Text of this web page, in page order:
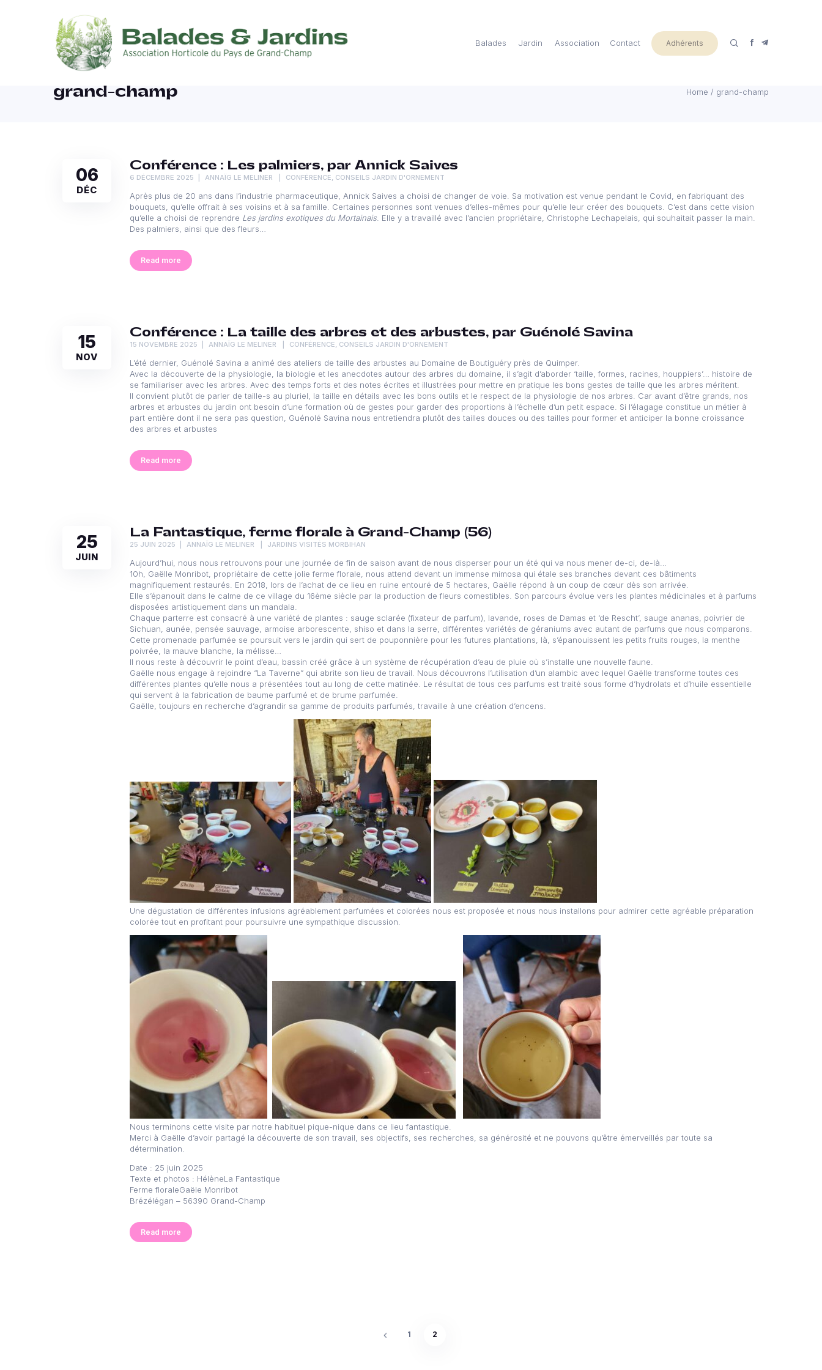
Balades Jardin Association Adhérents
Contact
grand-champ Home / grand-champ
06
DÉC
Conférence : Les palmiers, par Annick Saives
6 DÉCEMBRE 2025 ANNAÏG LE MELINER CONFÉRENCE, CONSEILS JARDIN D'ORNEMENT
Après plus de 20 ans dans l’industrie pharmaceutique, Annick Saives a choisi de changer de voie. Sa motivation est venue pendant le Covid, en fabriquant des
bouquets, qu’elle offrait à ses voisins et à sa famille. Certaines personnes sont venues d’elles-mêmes pour qu’elle leur créer des bouquets. C’est dans cette vision
qu’elle a choisi de reprendre Les jardins exotiques du Mortainais . Elle y a travaillé avec l’ancien propriétaire, Christophe Lechapelais, qui souhaitait passer la main.
Des palmiers, ainsi que des fleurs…
Read more
15
NOV
Conférence : La taille des arbres et des arbustes, par Guénolé Savina
15 NOVEMBRE 2025 ANNAÏG LE MELINER CONFÉRENCE CONSEILS JARDIN D'ORNEMENT
L’été dernier, Guénolé Savina a animé des ateliers de taille des arbustes au Domaine de Boutiguéry près de Quimper.
Avec la découverte de la physiologie, la biologie et les anecdotes autour des arbres du domaine, il s’agit d’aborder ‘taille, formes, racines, houppiers’… histoire de
se familiariser avec les arbres. Avec des temps forts et des notes écrites et illustrées pour mettre en pratique les bons gestes de taille que les arbres méritent.
Il convient plutôt de parler de taille-s au pluriel, la taille en détails avec les bons outils et le respect de la physiologie de nos arbres. Car avant d’être grands, nos
arbres et arbustes du jardin ont besoin d’une formation où de gestes pour garder des proportions à l’échelle d’un petit espace. Si l’élagage constitue un métier à
part entière dont il ne sera pas question, Guénolé Savina nous entretiendra plutôt des tailles douces ou des tailles pour former et anticiper la bonne croissance
des arbres et arbustes
Read more
25
JUIN
La Fantastique, ferme florale à Grand-Champ (56)
25 JUIN 2025 ANNAÏG LE MELINER JARDINS VISITÉS MORBIHAN
Aujourd’hui, nous nous retrouvons pour une journée de fin de saison avant de nous disperser pour un été qui va nous mener de-ci, de-là…
10h, Gaëlle Monribot, propriétaire de cette jolie ferme florale, nous attend devant un immense mimosa qui étale ses branches devant ces bâtiments
magnifiquement restaurés. En 2018, lors de l’achat de ce lieu en ruine entouré de 5 hectares, Gaëlle répond à un coup de cœur dès son arrivée.
Elle s’épanouit dans le calme de ce village du 16ème siècle par la production de fleurs comestibles. Son parcours évolue vers les plantes médicinales et à parfums
disposées artistiquement dans un mandala.
Chaque parterre est consacré à une variété de plantes : sauge sclarée (fixateur de parfum), lavande, roses de Damas et ‘de Rescht’, sauge ananas, poivrier de
Sichuan, aunée, pensée sauvage, armoise arborescente, shiso et dans la serre, différentes variétés de géraniums avec autant de parfums que nous comparons.
Cette promenade parfumée se poursuit vers le jardin qui sert de pouponnière pour les futures plantations, là, s’épanouissent les petits fruits rouges, la menthe
poivrée, la mauve blanche, la mélisse…
Il nous reste à découvrir le point d’eau, bassin créé grâce à un système de récupération d’eau de pluie où s’installe une nouvelle faune.
Gaëlle nous engage à rejoindre “La Taverne” qui abrite son lieu de travail. Nous découvrons l’utilisation d’un alambic avec lequel Gaëlle transforme toutes ces
différentes plantes qu’elle nous a présentées tout au long de cette matinée. Le résultat de tous ces parfums est traité sous forme d’hydrolats et d’huile essentielle
qui servent à la fabrication de baume parfumé et de brume parfumée.
Gaëlle, toujours en recherche d’agrandir sa gamme de produits parfumés, travaille à une création d’encens.
Une dégustation de différentes infusions agréablement parfumées et colorées nous est proposée et nous nous installons pour admirer cette agréable préparation
colorée tout en profitant pour poursuivre une sympathique discussion.
Nous terminons cette visite par notre habituel pique-nique dans ce lieu fantastique.
Merci à Gaëlle d’avoir partagé la découverte de son travail, ses objectifs, ses recherches, sa générosité et ne pouvons qu’être émerveillés par toute sa
détermination.
Date : 25 juin 2025
Texte et photos : HélèneLa Fantastique
Ferme floraleGaële Monribot
Brézélégan – 56390 Grand-Champ
Read more
1 2